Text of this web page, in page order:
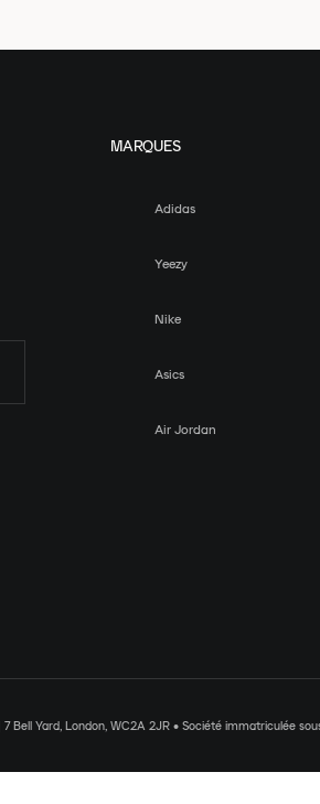
MARQUES
Adidas
Yeezy
Nike
Asics
Air Jordan
Bell Yard, London, WC2A 2JR • Société immatriculée